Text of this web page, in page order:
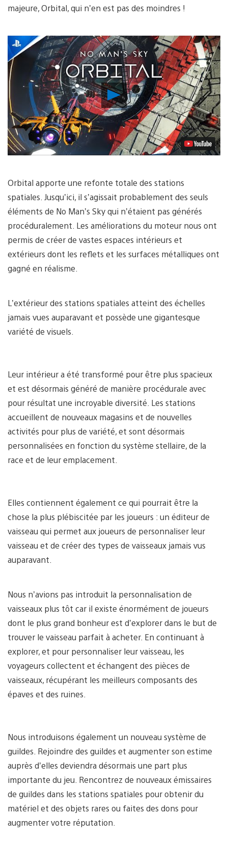
majeure, Orbital, qui n’en est pas des moindres !
Lancer
la
vidéo
Orbital apporte une refonte totale des stations
spatiales. Jusqu’ici, il s’agissait probablement des seuls
éléments de No Man’s Sky qui n’étaient pas générés
procéduralement. Les améliorations du moteur nous ont
permis de créer de vastes espaces intérieurs et
extérieurs dont les reflets et les surfaces métalliques ont
gagné en réalisme.
L’extérieur des stations spatiales atteint des échelles
jamais vues auparavant et possède une gigantesque
variété de visuels.
Leur intérieur a été transformé pour être plus spacieux
et est désormais généré de manière procédurale avec
pour résultat une incroyable diversité. Les stations
accueillent de nouveaux magasins et de nouvelles
activités pour plus de variété, et sont désormais
personnalisées en fonction du système stellaire, de la
race et de leur emplacement.
Elles contiennent également ce qui pourrait être la
chose la plus plébiscitée par les joueurs : un éditeur de
vaisseau qui permet aux joueurs de personnaliser leur
vaisseau et de créer des types de vaisseaux jamais vus
auparavant.
Nous n’avions pas introduit la personnalisation de
vaisseaux plus tôt car il existe énormément de joueurs
dont le plus grand bonheur est d’explorer dans le but de
trouver le vaisseau parfait à acheter. En continuant à
explorer, et pour personnaliser leur vaisseau, les
voyageurs collectent et échangent des pièces de
vaisseaux, récupérant les meilleurs composants des
épaves et des ruines.
Nous introduisons également un nouveau système de
guildes. Rejoindre des guildes et augmenter son estime
auprès d’elles deviendra désormais une part plus
importante du jeu. Rencontrez de nouveaux émissaires
de guildes dans les stations spatiales pour obtenir du
matériel et des objets rares ou faites des dons pour
augmenter votre réputation.